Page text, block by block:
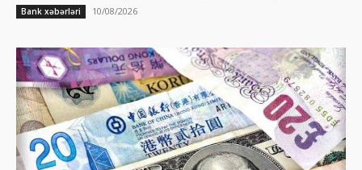
Bank xəbərləri 10/08/2026